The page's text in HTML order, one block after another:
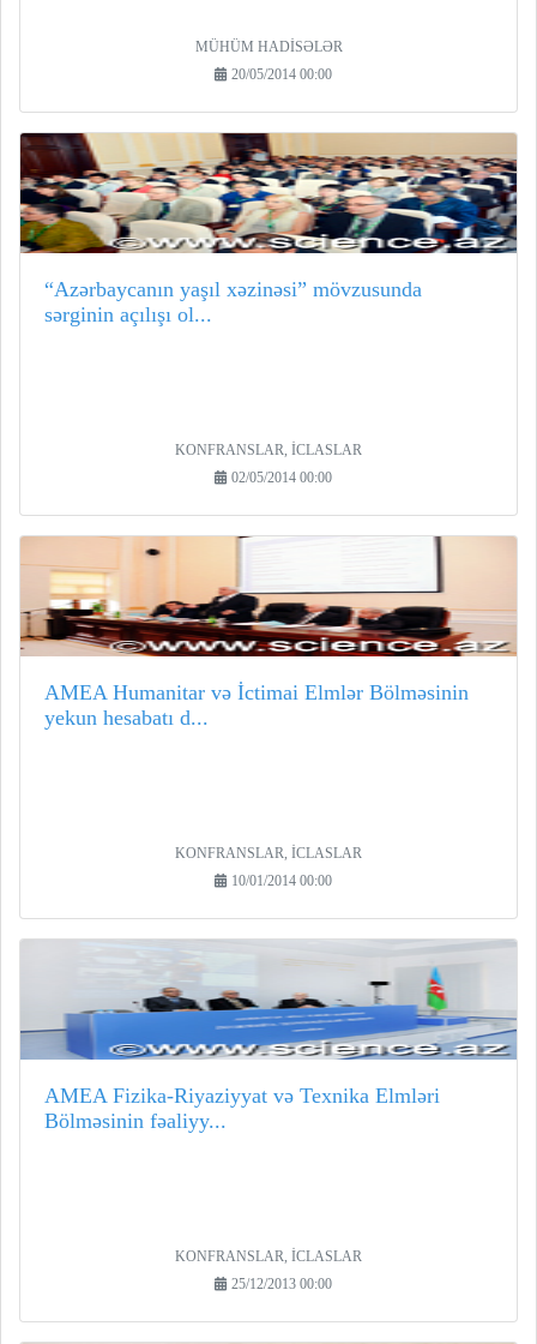
MÜHÜM HADİSƏLƏR
20/05/2014 00:00
“Azərbaycanın yaşıl xəzinəsi” mövzusunda
sərginin açılışı ol...
KONFRANSLAR, İCLASLAR
02/05/2014 00:00
AMEA Humanitar və İctimai Elmlər Bölməsinin
yekun hesabatı d...
KONFRANSLAR, İCLASLAR
10/01/2014 00:00
AMEA Fizika-Riyaziyyat və Texnika Elmləri
Bölməsinin fəaliyy...
KONFRANSLAR, İCLASLAR
25/12/2013 00:00